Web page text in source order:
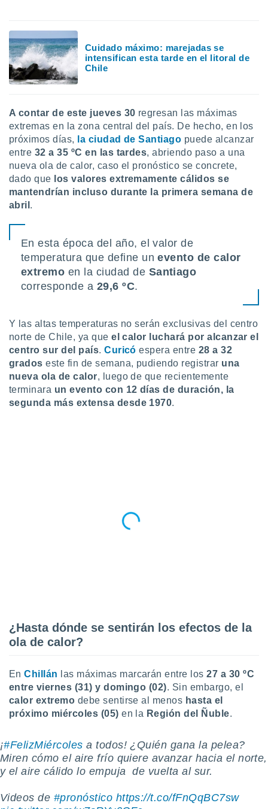
En
de que
sean
el sitio
para
ni para
o
aunque
Puedes
acceder a
web a
abono
únicos
similares
en
de
un
o acceder
datos
perfiles
Cuidado máximo: marejadas se
intensifican esta tarde en el litoral de
Chile
A contar de este jueves 30 regresan las máximas
extremas en la zona central del país. De hecho, en los
próximos días,
la ciudad de Santiago puede alcanzar
entre 32 a 35 ºC en las tardes, abriendo paso a una
nueva ola de calor, caso el pronóstico se concrete,
dado que los valores extremamente cálidos se
mantendrían incluso durante la primera semana de
abril .
En esta época del año, el valor de
temperatura que define unevento de calor
extremo en la ciudad de Santiago
corresponde a 29,6 ºC.
Y las altas temperaturas no serán exclusivas del centro
norte de Chile, ya queel calor luchará por alcanzar el
centro sur del país.Curicó espera entre 28 a 32
gradoseste fin de semana, pudiendo registrar una
nueva ola de calor, luego de que recientemente
terminara un evento con 12 días de duración, la
segunda más extensa desde 1970.
¿Hasta dónde se sentirán los efectos de la
ola de calor?
EnChillán las máximas marcarán entre los27 a 30 ºC
entre viernes (31) y domingo (02). Sin embargo, el
calor extremo debe sentirse al menos hasta el
próximo miércoles (05) en la Región del Ñuble.
¡#FelizMiércoles a todos! ¿Quién gana la pelea?
Miren cómo el aire frío quiere avanzar hacia el norte,
y el aire cálido lo empuja ️ de vuelta al sur.
Videos de #pronóstico https://t.co/fFnQqBC7sw